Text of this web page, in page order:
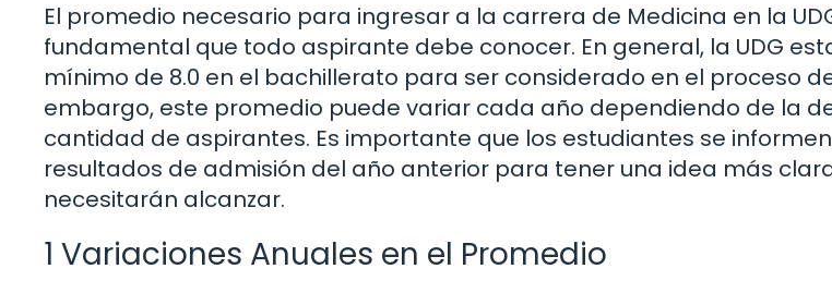
El promedio necesario para ingresar a la carrera de Medicina en la
fundamental que todo aspirante debe conocer. En general, la UDG
mínimo de 8.0 en el bachillerato para ser considerado en el proceso
embargo, este promedio puede variar cada año dependiendo de la
cantidad de aspirantes. Es importante que los estudiantes se
resultados de admisión del año anterior para tener una idea más
necesitarán alcanzar.
1 Variaciones Anuales en el Promedio